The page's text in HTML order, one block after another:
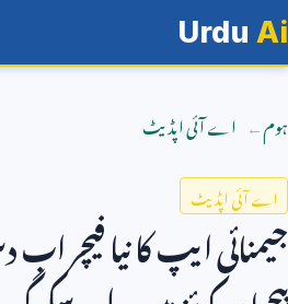
Urdu Ai
ہوم اے آئی اپڈیٹ
اے آئی اپڈیٹ
جیمنائی ایپ کا نیا فیچر